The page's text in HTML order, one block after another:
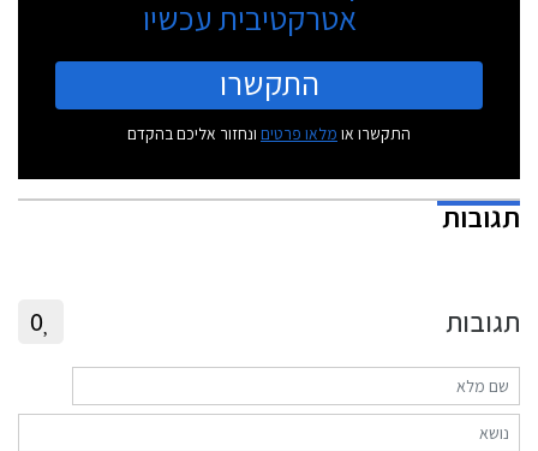
אטרקטיבית עכשיו
התקשרו
התקשרו או מלאו פרטים ונחזור אליכם בהקדם
תגובות
תגובות 0